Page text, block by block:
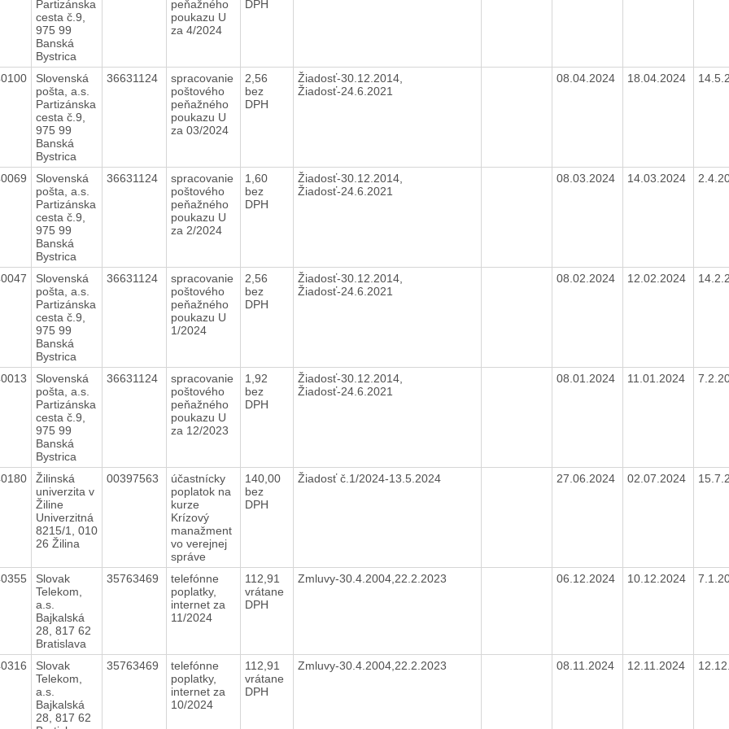
Partizánska
cesta č.9,
975 99
Banská
Bystrica
peňažného
poukazu U
za 4/2024
DPH
Slovenská
pošta, a.s.
Partizánska
cesta č.9,
975 99
Banská
Bystrica
36631124
spracovanie
poštového
peňažného
poukazu U
za 03/2024
2,56
bez
DPH
Žiadosť-30.12.2014,
Žiadosť-24.6.2021
08.04.2024 18.04.2024
Slovenská
pošta, a.s.
Partizánska
cesta č.9,
975 99
Banská
Bystrica
36631124
spracovanie
poštového
peňažného
poukazu U
za 2/2024
1,60
bez
DPH
Žiadosť-30.12.2014,
Žiadosť-24.6.2021
08.03.2024 14.03.2024
Slovenská
pošta, a.s.
Partizánska
cesta č.9,
975 99
Banská
Bystrica
36631124
spracovanie
poštového
peňažného
poukazu U
1/2024
2,56
bez
DPH
Žiadosť-30.12.2014,
Žiadosť-24.6.2021
08.02.2024 12.02.2024
Slovenská
pošta, a.s.
Partizánska
cesta č.9,
975 99
Banská
Bystrica
36631124
spracovanie
poštového
peňažného
poukazu U
za 12/2023
1,92
bez
DPH
Žiadosť-30.12.2014,
Žiadosť-24.6.2021
08.01.2024 11.01.2024
Žilinská
univerzita v
Žiline
Univerzitná
8215/1, 010
26 Žilina
00397563
účastnícky
poplatok na
kurze
Krízový
manažment
vo verejnej
správe
140,00
bez
DPH
Žiadosť č.1/2024-13.5.2024 27.06.2024 02.07.2024
Slovak
Telekom,
a.s.
Bajkalská
28, 817 62
Bratislava
35763469
telefónne
poplatky,
internet za
11/2024
112,91
vrátane
DPH
Zmluvy-30.4.2004,22.2.2023 06.12.2024 10.12.2024
Slovak
Telekom,
a.s.
Bajkalská
28, 817 62
35763469
telefónne
poplatky,
internet za
10/2024
112,91
vrátane
DPH
Zmluvy-30.4.2004,22.2.2023 08.11.2024 12.11.2024